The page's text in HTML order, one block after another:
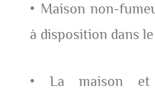
• Maison non-
à disposition dans
• La maison et